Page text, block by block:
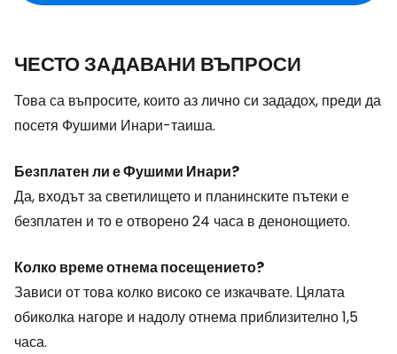
ЧЕСТО ЗАДАВАНИ ВЪПРОСИ
Това са въпросите, които аз лично си зададох, преди да
посетя Фушими Инари-таиша.
Безплатен ли е Фушими Инари?
Да, входът за светилището и планинските пътеки е
безплатен и то е отворено 24 часа в денонощието.
Колко време отнема посещението?
Зависи от това колко високо се изкачвате. Цялата
обиколка нагоре и надолу отнема приблизително 1,5
часа.